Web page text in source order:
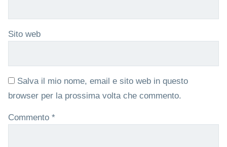
Sito web
Salva il mio nome, email e sito web in questo
browser per la prossima volta che commento.
Commento *